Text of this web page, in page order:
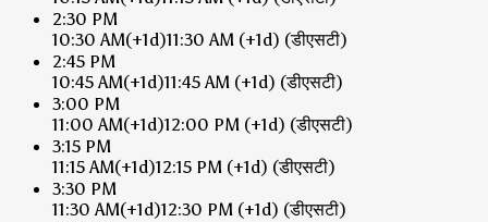
2:30 PM
10:30 AM(+1d)11:30 AM (+1d) (डीएसटी)
2:45 PM
10:45 AM(+1d)11:45 AM (+1d) (डीएसटी)
3:00 PM
11:00 AM(+1d)12:00 PM (+1d) (डीएसटी)
3:15 PM
11:15 AM(+1d)12:15 PM (+1d) (डीएसटी)
3:30 PM
11:30 AM(+1d)12:30 PM (+1d) (डीएसटी)